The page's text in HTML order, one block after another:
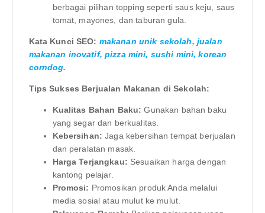
berbagai pilihan topping seperti saus keju, saus
tomat, mayones, dan taburan gula.
Kata Kunci SEO: makanan unik sekolah, jualan
makanan inovatif, pizza mini, sushi mini, korean
corndog.
Tips Sukses Berjualan Makanan di Sekolah:
Kualitas Bahan Baku: Gunakan bahan baku
yang segar dan berkualitas.
Kebersihan: Jaga kebersihan tempat berjualan
dan peralatan masak.
Harga Terjangkau: Sesuaikan harga dengan
kantong pelajar.
Promosi: Promosikan produk Anda melalui
media sosial atau mulut ke mulut.